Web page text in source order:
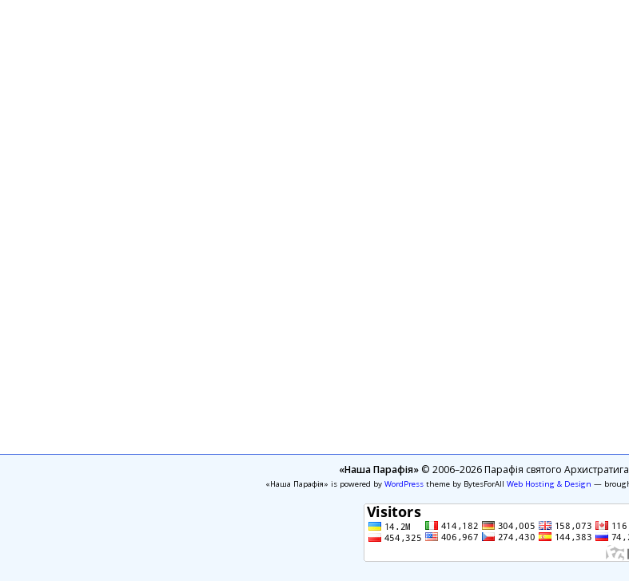
«Наша Парафія»© 2006–2026 Парафія святого
«Наша Парафія» is powered by WordPresstheme by BytesForAll Web Hosting & Design —